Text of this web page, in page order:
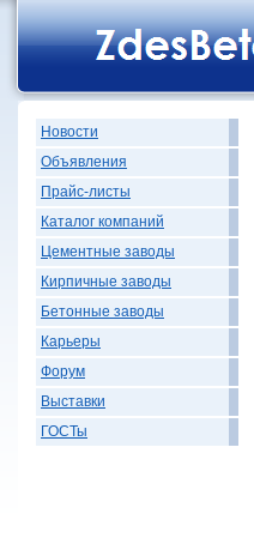
Новости
Объявления
Прайс-листы
Каталог компаний
Цементные заводы
Кирпичные заводы
Бетонные заводы
Карьеры
Форум
Выставки
ГОСТы